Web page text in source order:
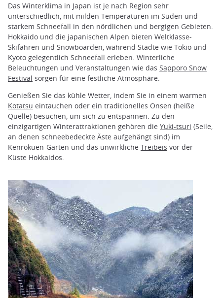
Das Winterklima in Japan ist je nach Region sehr
unterschiedlich, mit milden Temperaturen im Süden und
starkem Schneefall in den nördlichen und bergigen Gebieten.
Hokkaido und die japanischen Alpen bieten Weltklasse-
Skifahren und Snowboarden, während Städte wie Tokio und
Kyoto gelegentlich Schneefall erleben. Winterliche
Beleuchtungen und Veranstaltungen wie das Sapporo Snow
Festival sorgen für eine festliche Atmosphäre.
Genießen Sie das kühle Wetter, indem Sie in einem warmen
Kotatsu eintauchen oder ein traditionelles Onsen (heiße
Quelle) besuchen, um sich zu entspannen. Zu den
einzigartigen Winterattraktionen gehören die Yuki-tsuri (Seile,
an denen schneebedeckte Äste aufgehängt sind) im
Kenrokuen-Garten und das unwirkliche Treibeis vor der
Küste Hokkaidos.